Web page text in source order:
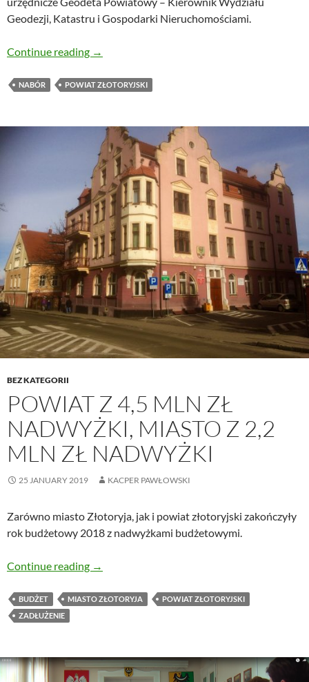
Geodezji, Katastru i Gospodarki Nieruchomościami.
Continue reading Starostwo szuka Geodety Powiatowego
→
NABÓR POWIAT ZŁOTORYJSKI
BEZ KATEGORII
POWIAT Z 4,5 MLN ZŁ
NADWYŻKI, MIASTO Z 2,2
MLN ZŁ NADWYŻKI
25 JANUARY 2019 KACPER PAWŁOWSKI
Zarówno miasto Złotoryja, jak i powiat złotoryjski zakończyły
rok budżetowy 2018 z nadwyżkami budżetowymi.
Continue reading Powiat z 4,5 mln zł nadwyżki, miasto z 2,2 mln
→
BUDŻET MIASTO ZŁOTORYJA
POWIAT ZŁOTORYJSKI
ZADŁUŻENIE